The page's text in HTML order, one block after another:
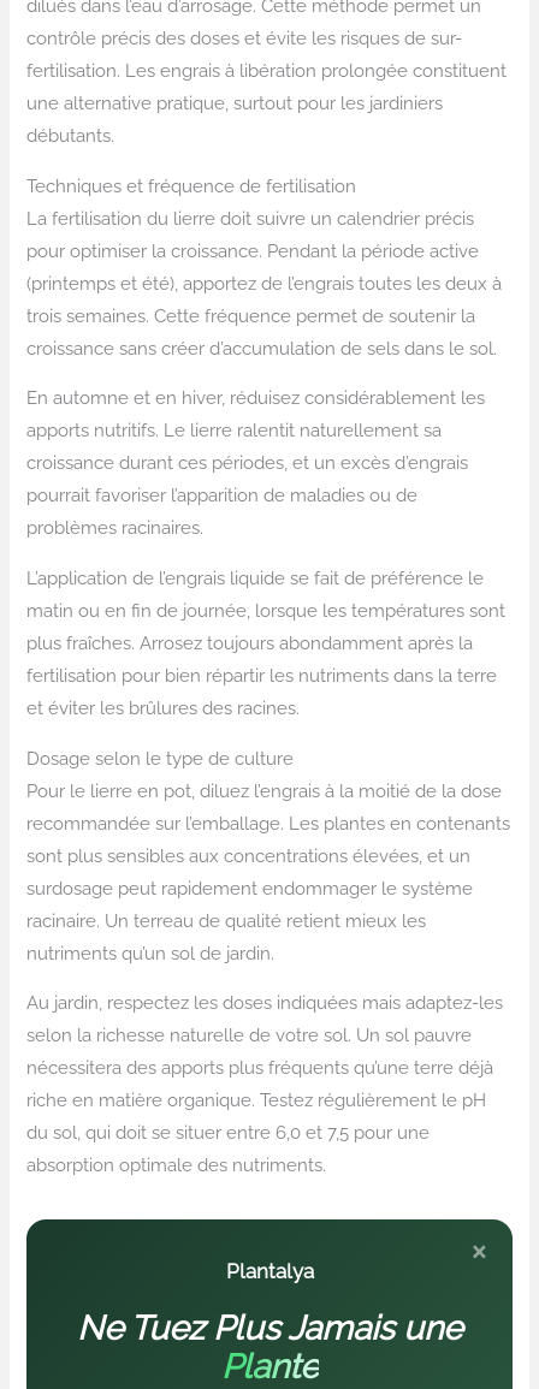
dilués dans l’eau d’arrosage. Cette méthode permet un
contrôle précis des doses et évite les risques de sur-
fertilisation. Les engrais à libération prolongée constituent
une alternative pratique, surtout pour les jardiniers
débutants.
Techniques et fréquence de fertilisation
La fertilisation du lierre doit suivre un calendrier précis
pour optimiser la croissance. Pendant la période active
(printemps et été), apportez de l’engrais toutes les deux à
trois semaines. Cette fréquence permet de soutenir la
croissance sans créer d’accumulation de sels dans le sol.
En automne et en hiver, réduisez considérablement les
apports nutritifs. Le lierre ralentit naturellement sa
croissance durant ces périodes, et un excès d’engrais
pourrait favoriser l’apparition de maladies ou de
problèmes racinaires.
L’application de l’engrais liquide se fait de préférence le
matin ou en fin de journée, lorsque les températures sont
plus fraîches. Arrosez toujours abondamment après la
fertilisation pour bien répartir les nutriments dans la terre
et éviter les brûlures des racines.
Dosage selon le type de culture
Pour le lierre en pot, diluez l’engrais à la moitié de la dose
recommandée sur l’emballage. Les plantes en contenants
sont plus sensibles aux concentrations élevées, et un
surdosage peut rapidement endommager le système
racinaire. Un terreau de qualité retient mieux les
nutriments qu’un sol de jardin.
Au jardin, respectez les doses indiquées mais adaptez-les
selon la richesse naturelle de votre sol. Un sol pauvre
nécessitera des apports plus fréquents qu’une terre déjà
riche en matière organique. Testez régulièrement le pH
du sol, qui doit se situer entre 6,0 et 7,5 pour une
absorption optimale des nutriments.
×
Plantalya
Ne Tuez Plus Jamais une
Plante